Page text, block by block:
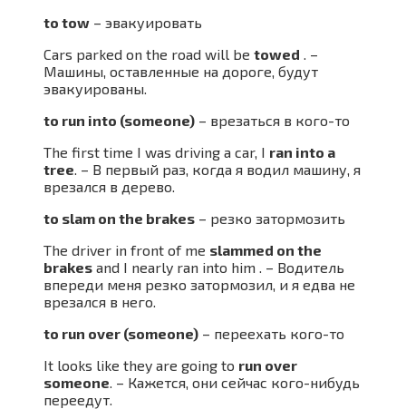
to tow – эвакуировать
Cars parked on the road will be towed . –
Машины, оставленные на дороге, будут
эвакуированы.
to run into (someone) – врезаться в кого-то
The first time I was driving a car, I ran into a
tree. – В первый раз, когда я водил машину, я
врезался в дерево.
to slam on the brakes – резко затормозить
The driver in front of me slammed on the
brakes and I nearly ran into him . – Водитель
впереди меня резко затормозил, и я едва не
врезался в него.
to run over (someone) – переехать кого-то
It looks like they are going to run over
someone. – Кажется, они сейчас кого-нибудь
переедут.